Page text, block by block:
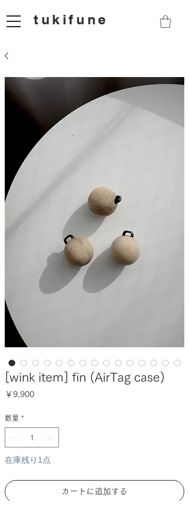
tukifune
[wink item] fin (AirTag case)
￥9,900価
数量 *
在庫残り1点
カートに追加する